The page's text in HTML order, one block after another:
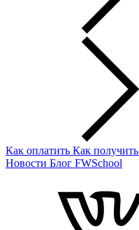
Как оплатить Как получить
Новости Блог FWSchool